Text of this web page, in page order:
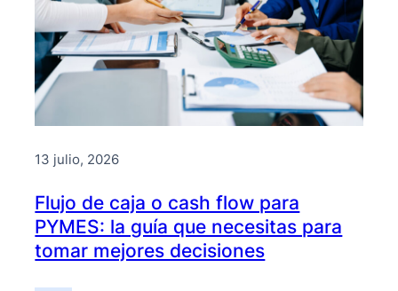
13 julio, 2026
Flujo de caja o cash flow para
PYMES: la guía que necesitas para
tomar mejores decisiones